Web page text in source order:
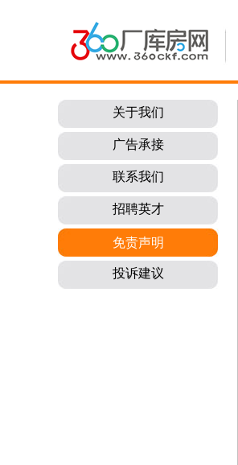
关于我们
广告承接
联系我们
招聘英才
免责声明
投诉建议